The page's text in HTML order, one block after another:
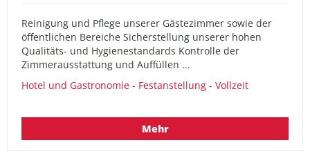
Reinigung und Pflege unserer Gästezimmer sowie der
öffentlichen Bereiche Sicherstellung unserer hohen
Qualitäts- und Hygienestandards Kontrolle der
Zimmerausstattung und Auffüllen ...
Hotel und Gastronomie - Festanstellung - Vollzeit
Mehr